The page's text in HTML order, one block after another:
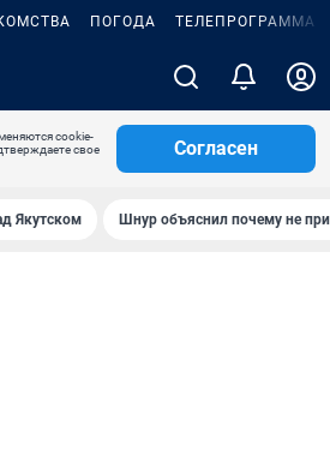
ПОГОДА ТЕЛЕПРОГРАММА
cookie-
свое
Согласен
Якутском Шнур объяснил почему не